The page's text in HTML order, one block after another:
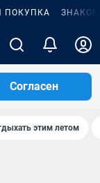
ПОКУПКА
Согласен
этим летом